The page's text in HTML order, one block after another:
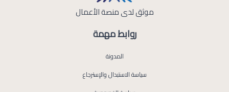
روابط مهمة
المدونة
سياسة الاستبدال والإسترجاع
موثق لدى منصة الأعمال